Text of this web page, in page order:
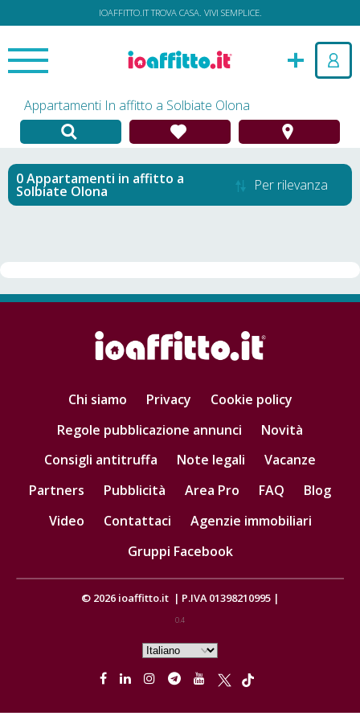
IOAFFITTO.IT TROVA CASA. VIVI SEMPLICE.
Appartamenti In affitto a Solbiate Olona
Appartamenti in affitto a
Solbiate Olona Per rilevanza
Chi siamo Privacy
Cookie policy
Regole pubblicazione annunci
Novità
Consigli antitruffa
Note legali
Vacanze
Partners
Pubblicità Area Pro FAQ
Blog
Video
Contattaci
Agenzie immobiliari
Gruppi Facebook
© 2026 ioaffitto.it | P.IVA 01398210995 |
0.4